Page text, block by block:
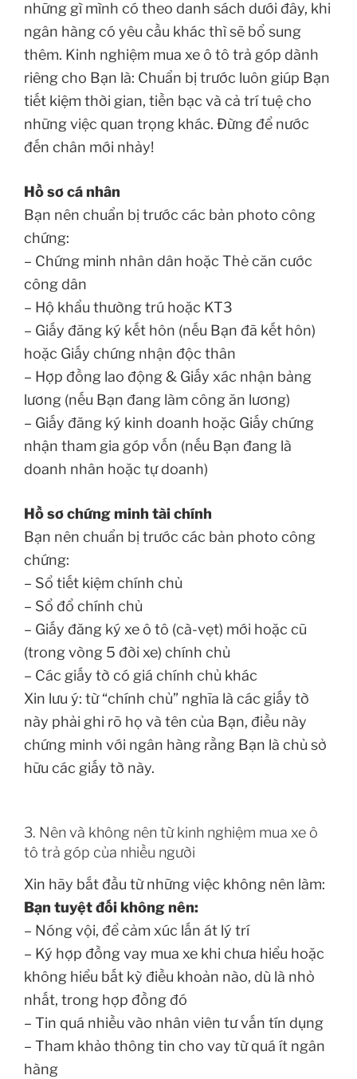
những gì mình có theo danh sách dưới đây, khi
ngân hàng có yêu cầu khác thì sẽ bổ sung
thêm. Kinh nghiệm mua xe ô tô trả góp dành
riêng cho Bạn là: Chuẩn bị trước luôn giúp Bạn
tiết kiệm thời gian, tiền bạc và cả trí tuệ cho
những việc quan trọng khác. Đừng để nước
đến chân mới nhảy!
Hồ sơ cá nhân
Bạn nên chuẩn bị trước các bản photo công
chứng:
– Chứng minh nhân dân hoặc Thẻ căn cước
công dân
– Hộ khẩu thường trú hoặc KT3
– Giấy đăng ký kết hôn (nếu Bạn đã kết hôn)
hoặc Giấy chứng nhận độc thân
– Hợp đồng lao động & Giấy xác nhận bảng
lương (nếu Bạn đang làm công ăn lương)
– Giấy đăng ký kinh doanh hoặc Giấy chứng
nhận tham gia góp vốn (nếu Bạn đang là
doanh nhân hoặc tự doanh)
Hồ sơ chứng minh tài chính
Bạn nên chuẩn bị trước các bản photo công
chứng:
– Sổ tiết kiệm chính chủ
– Sổ đổ chính chủ
– Giấy đăng ký xe ô tô (cà-vẹt) mới hoặc cũ
(trong vòng 5 đời xe) chính chủ
– Các giấy tờ có giá chính chủ khác
Xin lưu ý: từ “chính chủ” nghĩa là các giấy tờ
này phải ghi rõ họ và tên của Bạn, điều này
chứng minh với ngân hàng rằng Bạn là chủ sở
hữu các giấy tờ này.
3. Nên và không nên từ kinh nghiệm mua xe ô
tô trả góp của nhiều người
Xin hãy bắt đầu từ những việc không nên làm:
Bạn tuyệt đối không nên:
– Nóng vội, để cảm xúc lấn át lý trí
– Ký hợp đồng vay mua xe khi chưa hiểu hoặc
không hiểu bất kỳ điều khoản nào, dù là nhỏ
nhất, trong hợp đồng đó
– Tin quá nhiều vào nhân viên tư vấn tín dụng
– Tham khảo thông tin cho vay từ quá ít ngân
hàng